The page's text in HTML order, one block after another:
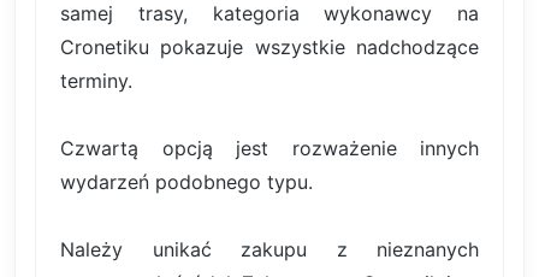
samej trasy, kategoria wykonawcy na
Cronetiku pokazuje wszystkie nadchodzące
terminy.
Czwartą opcją jest rozważenie innych
wydarzeń podobnego typu.
Należy unikać zakupu z nieznanych